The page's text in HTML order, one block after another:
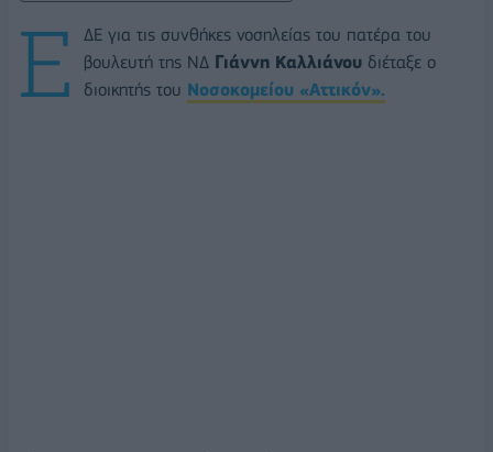
Ε
ΔΕ για τις συνθήκες νοσηλείας του πατέρα του
βουλευτή της ΝΔ Γιάννη Καλλιάνου διέταξε ο
διοικητής του Νοσοκομείου «Αττικόν».